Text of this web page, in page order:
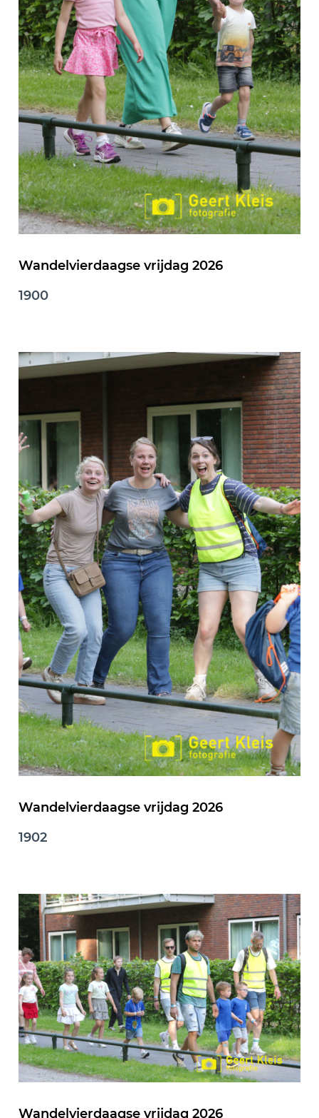
Wandelvierdaagse vrijdag 2026
1900
Wandelvierdaagse vrijdag 2026
1902
Wandelvierdaagse vrijdag 2026